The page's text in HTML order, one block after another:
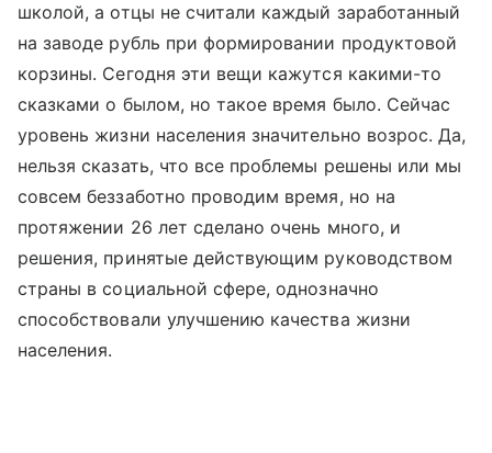
школой, а отцы не считали каждый заработанный
на заводе рубль при формировании продуктовой
корзины. Сегодня эти вещи кажутся какими-то
сказками о былом, но такое время было. Сейчас
уровень жизни населения значительно возрос. Да,
нельзя сказать, что все проблемы решены или мы
совсем беззаботно проводим время, но на
протяжении 26 лет сделано очень много, и
решения, принятые действующим руководством
страны в социальной сфере, однозначно
способствовали улучшению качества жизни
населения.